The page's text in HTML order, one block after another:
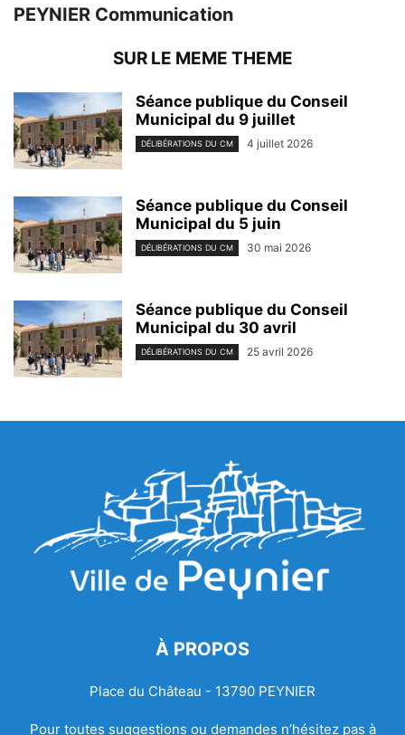
PEYNIER Communication
SUR LE MEME THEME
Séance publique du Conseil
Municipal du 9 juillet
DÉLIBÉRATIONS DU CM 4 juillet 2026
Séance publique du Conseil
Municipal du 5 juin
DÉLIBÉRATIONS DU CM 30 mai 2026
Séance publique du Conseil
Municipal du 30 avril
DÉLIBÉRATIONS DU CM 25 avril 2026
À PROPOS
Place du Château - 13790 PEYNIER
Pour toutes suggestions ou demandes n’hésitez pas à